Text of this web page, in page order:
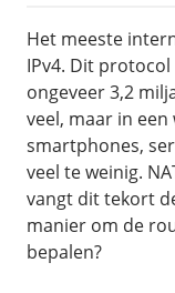
HA-IP
Load Balancer
Private Network
VPS-Firewall
Storage
Acronis Cyber Protect
Secret management
Het meeste
IPv4. Dit
ongeveer 3,2
veel, maar in
smartphones,
veel te weinig.
vangt dit tekort
manier om de
bepalen?